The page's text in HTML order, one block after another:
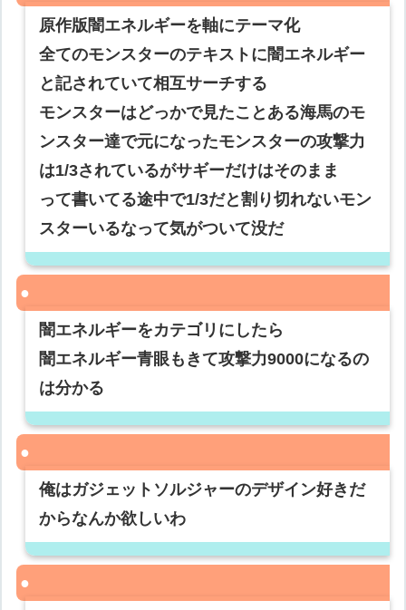
原作版闇エネルギーを軸にテーマ化
全てのモンスターのテキストに闇エネルギー
と記されていて相互サーチする
モンスターはどっかで見たことある海馬のモ
ンスター達で元になったモンスターの攻撃力
は1/3されているがサギーだけはそのまま
って書いてる途中で1/3だと割り切れないモン
スターいるなって気がついて没だ
闇エネルギーをカテゴリにしたら
闇エネルギー青眼もきて攻撃力9000になるの
は分かる
俺はガジェットソルジャーのデザイン好きだ
からなんか欲しいわ